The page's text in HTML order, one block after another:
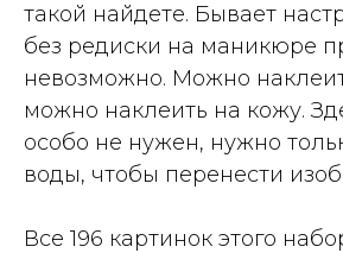
такой найдете. Бывает
без редиски на маникюре
невозможно. Можно
можно наклеить на кожу.
особо не нужен, нужно
воды, чтобы перенести
Все 196 картинок этого